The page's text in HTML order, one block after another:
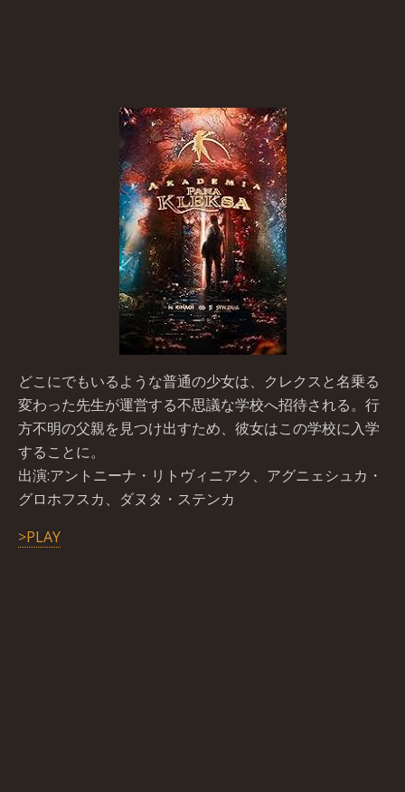
どこにでもいるような普通の少女は、クレクスと名乗る
変わった先生が運営する不思議な学校へ招待される。行
方不明の父親を見つけ出すため、彼女はこの学校に入学
することに。
出 演 :アントニーナ・リトヴィニアク 、アグニェシュカ・
グロホフスカ 、ダヌタ・ステンカ
>PLAY